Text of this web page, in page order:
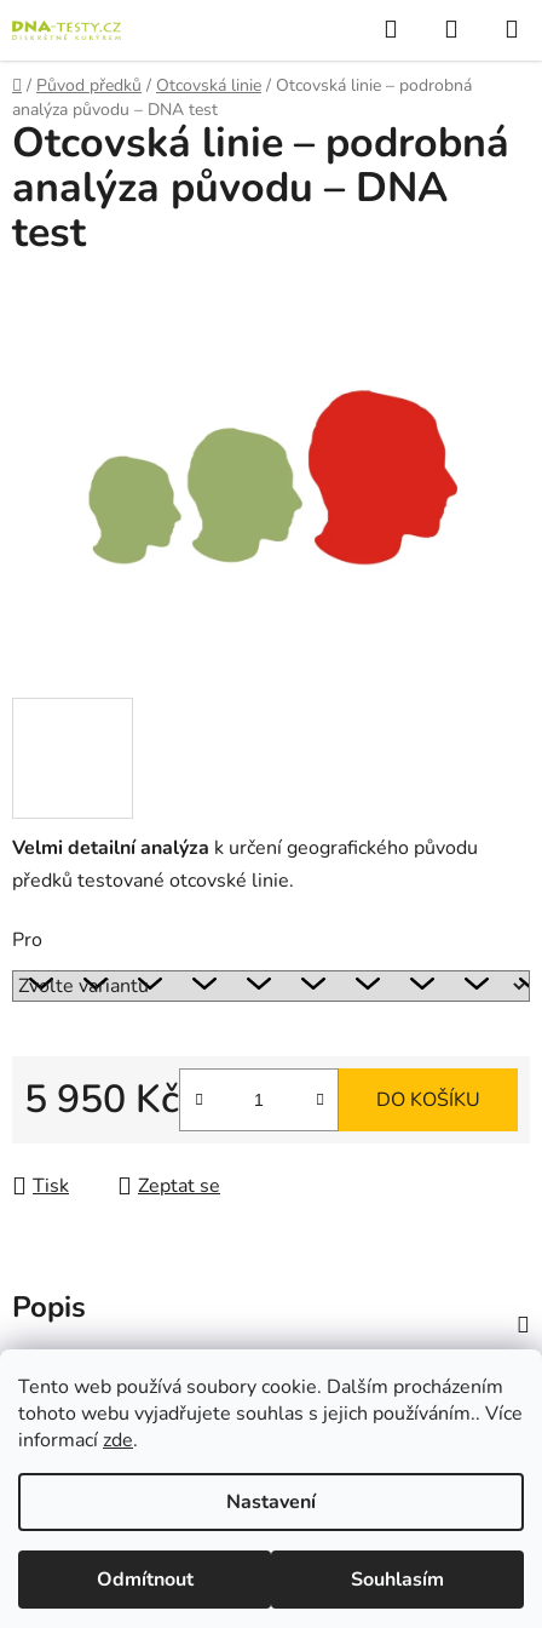
Tento web používá soubory cookie. Dalším procházením
tohoto webu vyjadřujete souhlas s jejich používáním.. Více
informacízde.
Nastavení
Odmítnout Souhlasím
na
obsah
Hledat
KOŠÍK
Domů
/ Původ předků / Otcovská linie / Otcovská linie – podrobná
analýza původu – DNA test
Velmi detailní analýza k určení geografického původu
předků testované otcovské linie.
Pro
5 950 Kč DO KOŠÍKU
Tisk Zeptat se
Otcovská linie – podrobná
analýza původu – DNA
test
Popis
Popření otcovství, ano či ne?
Vytvořil Shoptet
Copyright 2026DNA-testy.cz
. Všechna práva vyhrazena.
Upravit nastavení cookies